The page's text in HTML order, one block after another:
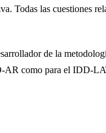
Todas las cuestiones
de la
AR como para el IDD-